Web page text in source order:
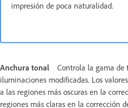
impresión de poca naturalidad.
Anchura tonal
Controla la gama de
iluminaciones modificadas. Los
a las regiones más oscuras en la
regiones más claras en la corrección